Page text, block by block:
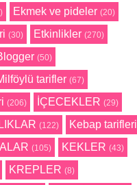
Ekmek ve pideler (20)
(30) Etkinlikler (270)
(50)
tarifler (67)
(206) İÇECEKLER (29)
(122) Kebap tarifleri
(105) KEKLER (43)
KREPLER (8)